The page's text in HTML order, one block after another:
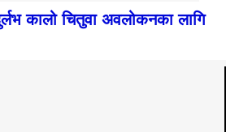
कालो चितुवा अवलोकनका लागि